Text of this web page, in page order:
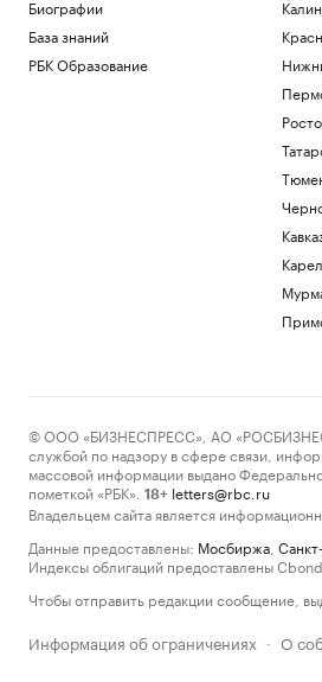
Биографии
База знаний
РБК Образование
© ООО «БИЗНЕСПРЕСС», АО
службой по надзору в сфере связи,
массовой информации выдано
пометкой «РБК».
18+ letters@rbc.ru
Владельцем сайта является
Данные предоставлены: Мосбиржа
Индексы облигаций предоставлены
Чтобы отправить редакции сообщение,
Информация об ограничениях · О